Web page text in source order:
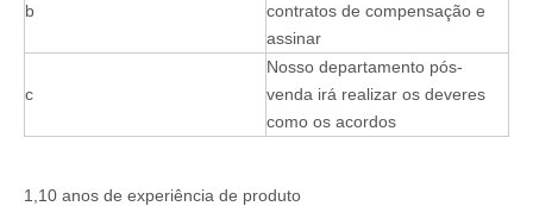
b
contratos de compensação e
assinar
c
Nosso departamento pós-
venda irá realizar os deveres
como os acordos
1,10 anos de experiência de produto